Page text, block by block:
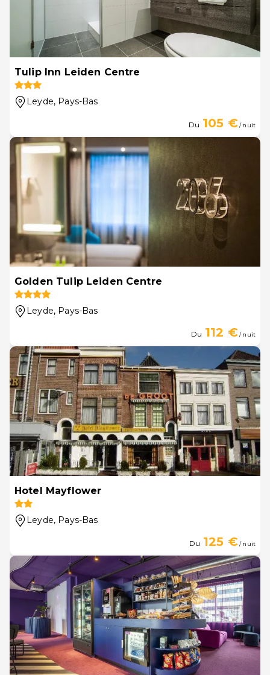
Tulip Inn Leiden Centre
Leyde, Pays-Bas
Du 105 €/ nuit
Golden Tulip Leiden Centre
Leyde, Pays-Bas
Du 112 €/ nuit
Hotel Mayflower
Leyde, Pays-Bas
Du 125 €/ nuit